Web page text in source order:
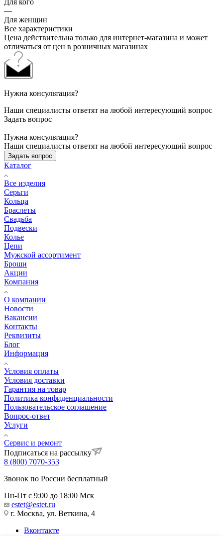
Для кого
—
Для женщин
Все характеристики
Цена действительна только для интернет-магазина и может
отличаться от цен в розничных магазинах
Нужна консультация?
Наши специалисты ответят на любой интересующий вопрос
Задать вопрос
Нужна консультация?
Наши специалисты ответят на любой интересующий вопрос
Задать вопрос
Каталог
Все изделия
Серьги
Кольца
Браслеты
Свадьба
Подвески
Колье
Цепи
Мужской ассортимент
Броши
Акции
Компания
О компании
Новости
Вакансии
Контакты
Реквизиты
Блог
Информация
Условия оплаты
Условия доставки
Гарантия на товар
Политика конфиденциальности
Пользовательское соглашение
Вопрос-ответ
Услуги
Сервис и ремонт
Подписаться на рассылку
8 (800) 7070-353
Звонок по России бесплатный
Пн-Пт с 9:00 до 18:00 Мск
estet@estet.ru
г. Москва, ул. Веткина, 4
Вконтакте